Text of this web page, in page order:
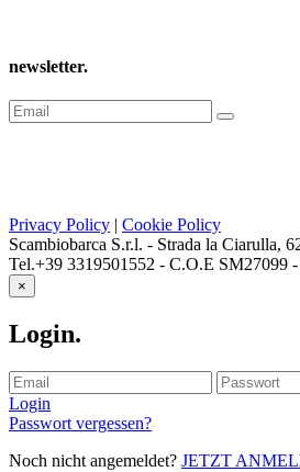
newsletter.
Privacy Policy | Cookie Policy
Scambiobarca S.r.l. - Strada la Ciarulla,
Tel.+39 3319501552 - C.O.E SM27099 -
×
Login.
Login
Passwort vergessen?
Noch nicht angemeldet? JETZT